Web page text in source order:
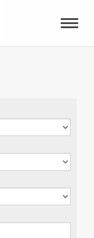
Toggle